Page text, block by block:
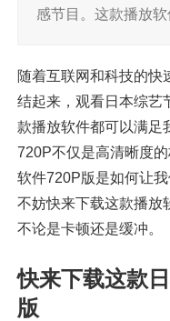
感节目。这款播放
随着互联网和科技的快
结起来，观看日本综艺
款播放软件都可以满足
720P不仅是高清晰度
软件720P版是如何让
不妨快来下载这款播放
不论是卡顿还是缓冲。
快来下载这款
版